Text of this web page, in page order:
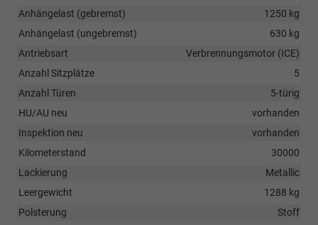
Anhängelast (gebremst)
1250 kg
Anhängelast (ungebremst)
630 kg
Antriebsart
Verbrennungsmotor (ICE)
Anzahl Sitzplätze
5
Anzahl Türen
5-türig
HU/AU neu
vorhanden
Inspektion neu
vorhanden
Kilometerstand
30000
Lackierung
Metallic
Leergewicht
1288 kg
Polsterung
Stoff